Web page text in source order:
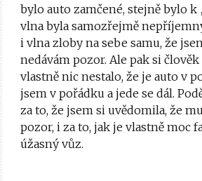
bylo auto zamčené, stejně bylo k
vlna byla samozřejmě
i vlna zloby na sebe samu, že
nedávám pozor. Ale pak si
vlastně nic nestalo, že je auto v
jsem v pořádku a jede se dál.
za to, že jsem si uvědomila, že
pozor, i za to, jak je vlastně moc
úžasný vůz.